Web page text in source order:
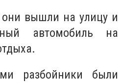
они вышли на улицу и
автомобиль на
разбойники были